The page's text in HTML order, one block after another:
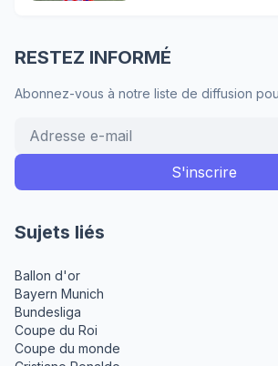
RESTEZ INFORMÉ
Abonnez-vous à notre liste de diffusion
Sujets liés
Ballon d'or
Bayern Munich
Bundesliga
Coupe du Roi
Coupe du monde